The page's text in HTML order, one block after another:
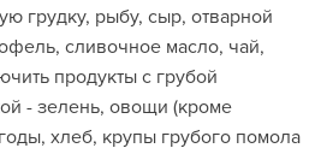
грудку, рыбу, сыр, отварной
сливочное масло, чай,
продукты с грубой
- зелень, овощи (кроме
хлеб, крупы грубого помола